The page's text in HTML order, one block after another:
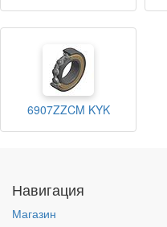
6907ZZCM KYK
Навигация
Магазин